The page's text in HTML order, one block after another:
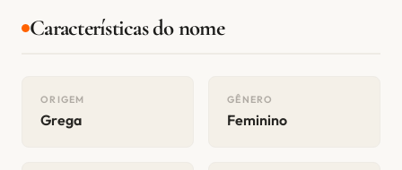
Características do nome
ORIGEM
Grega
GÊNERO
Feminino